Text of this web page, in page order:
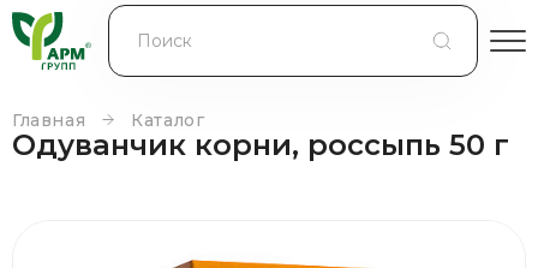
КОНТРАКТНОЕ ПРОИЗВОДСТВО
Главная Каталог
Одуванчик корни, россыпь 50 г